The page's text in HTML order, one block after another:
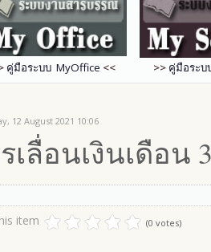
คู่มือระบบ MyOffice << >> คู่มือระบ
12 August 2021 10:06
เลื่อนเงินเดือน
item (0 votes)